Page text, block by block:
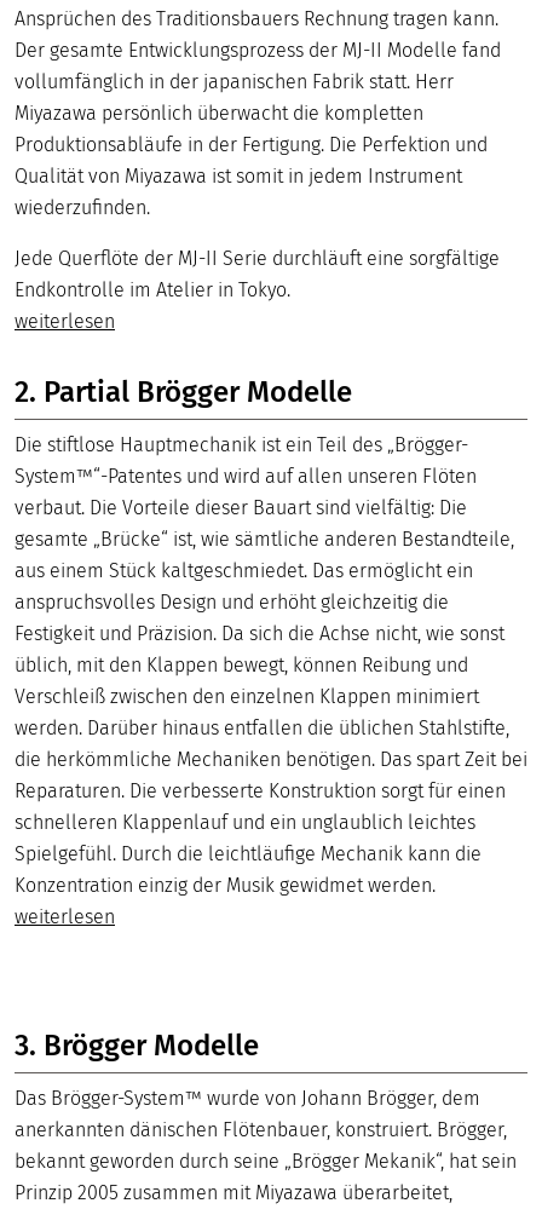
Ansprüchen des Traditionsbauers Rechnung tragen kann.
Der gesamte Entwicklungsprozess der MJ-II Modelle fand
vollumfänglich in der japanischen Fabrik statt. Herr
Miyazawa persönlich überwacht die kompletten
Produktionsabläufe in der Fertigung. Die Perfektion und
Qualität von Miyazawa ist somit in jedem Instrument
wiederzufinden.
Jede Querflöte der MJ-II Serie durchläuft eine sorgfältige
Endkontrolle im Atelier in Tokyo.
weiterlesen
2. Partial Brögger Modelle
Die stiftlose Hauptmechanik ist ein Teil des „Brögger-
System™“-Patentes und wird auf allen unseren Flöten
verbaut. Die Vorteile dieser Bauart sind vielfältig: Die
gesamte „Brücke“ ist, wie sämtliche anderen Bestandteile,
aus einem Stück kaltgeschmiedet. Das ermöglicht ein
anspruchsvolles Design und erhöht gleichzeitig die
Festigkeit und Präzision. Da sich die Achse nicht, wie sonst
üblich, mit den Klappen bewegt, können Reibung und
Verschleiß zwischen den einzelnen Klappen minimiert
werden. Darüber hinaus entfallen die üblichen Stahlstifte,
die herkömmliche Mechaniken benötigen. Das spart Zeit bei
Reparaturen. Die verbesserte Konstruktion sorgt für einen
schnelleren Klappenlauf und ein unglaublich leichtes
Spielgefühl. Durch die leichtläufige Mechanik kann die
Konzentration einzig der Musik gewidmet werden.
weiterlesen
3. Brögger Modelle
Das Brögger-System™ wurde von Johann Brögger, dem
anerkannten dänischen Flötenbauer, konstruiert. Brögger,
bekannt geworden durch seine „Brögger Mekanik“, hat sein
Prinzip 2005 zusammen mit Miyazawa überarbeitet,